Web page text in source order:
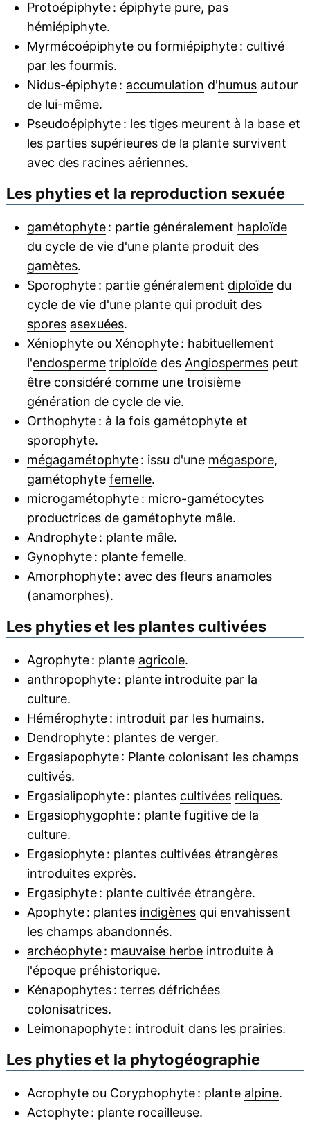
Protoépiphyte : épiphyte pure, pas
hémiépiphyte.
Myrmécoépiphyte ou formiépiphyte : cultivé
par les fourmis.
Nidus-épiphyte : accumulation d'humusautour
de lui-même.
Pseudoépiphyte : les tiges meurent à la base et
les parties supérieures de la plante survivent
avec des racines aériennes.
Les phyties et la reproduction sexuée
gamétophyte: partie généralement haploïde
du cycle de vied'une plante produit des
gamètes.
Sporophyte : partie généralement diploïdedu
cycle de vie d'une plante qui produit des
spores asexuées.
Xéniophyte ou Xénophyte : habituellement
l'endosperme triploïdedes Angiospermespeut
être considéré comme une troisième
génération de cycle de vie.
Orthophyte : à la fois gamétophyte et
sporophyte.
mégagamétophyte: issu d'une mégaspore,
gamétophyte femelle.
microgamétophyte: micro-gamétocytes
productrices de gamétophyte mâle.
Androphyte : plante mâle.
Gynophyte : plante femelle.
Amorphophyte : avec des fleurs anamoles
(anamorphes).
Les phyties et les plantes cultivées
Agrophyte : plante agricole.
anthropophyte: plante introduitepar la
culture.
Hémérophyte : introduit par les humains.
Dendrophyte : plantes de verger.
Ergasiapophyte : Plante colonisant les champs
cultivés.
Ergasialipophyte : plantes cultivées reliques.
Ergasiophygophte : plante fugitive de la
culture.
Ergasiophyte : plantes cultivées étrangères
introduites exprès.
Ergasiphyte : plante cultivée étrangère.
Apophyte : plantes indigènesqui envahissent
les champs abandonnés.
archéophyte: mauvaise herbeintroduite à
l'époque préhistorique.
Kénapophytes : terres défrichées
colonisatrices.
Leimonapophyte : introduit dans les prairies.
Les phyties et la phytogéographie
Acrophyte ou Coryphophyte : plante alpine.
Actophyte : plante rocailleuse.